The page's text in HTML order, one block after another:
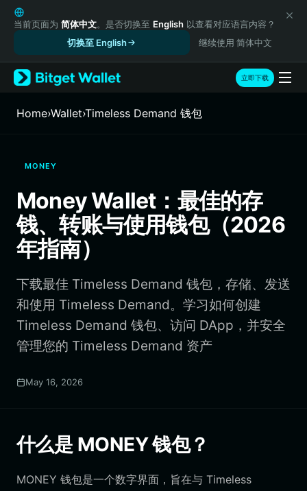
English
日本語
Русский
Español (Latinoamérica)
Türkçe
Italiano
繁體中文
Português (Portugal)
Bahasa Indonesia
ภาษาไทย
Português (Brasil)
Español (Argentina)
当前页面为 简体中文。是否切换至 English 以查看对应语言内容？
切换至 English
继续使用 简体中文
立即下载
Home›Wallet›Timeless Demand 钱包
MONEY
Money Wallet：最佳的存
钱、转账与使用钱包（2026
年指南）
下载最佳 Timeless Demand 钱包，存储、发送
和使用 Timeless Demand。学习如何创建
Timeless Demand 钱包、访问 DApp，并安全
管理您的 Timeless Demand 资产
May 16, 2026
什么是 MONEY 钱包？
MONEY 钱包是一个数字界面，旨在与 Timeless